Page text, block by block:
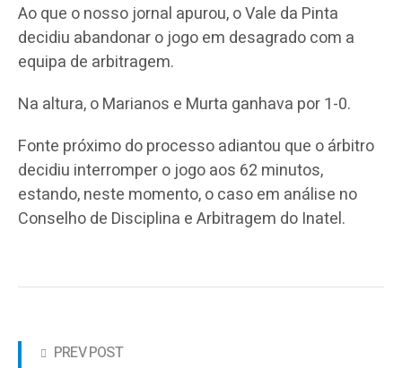
Ao que o nosso jornal apurou, o Vale da Pinta
decidiu abandonar o jogo em desagrado com a
equipa de arbitragem.
Na altura, o Marianos e Murta ganhava por 1-0.
Fonte próximo do processo adiantou que o árbitro
decidiu interromper o jogo aos 62 minutos,
estando, neste momento, o caso em análise no
Conselho de Disciplina e Arbitragem do Inatel.
PREV POST